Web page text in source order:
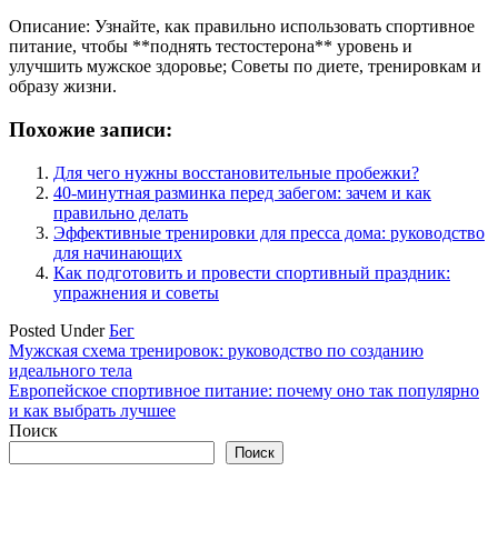
Описание: Узнайте, как правильно использовать спортивное
питание, чтобы **поднять тестостерона** уровень и
улучшить мужское здоровье; Советы по диете, тренировкам и
образу жизни.
Похожие записи:
Для чего нужны восстановительные пробежки?
40-минутная разминка перед забегом: зачем и как
правильно делать
Эффективные тренировки для пресса дома: руководство
для начинающих
Как подготовить и провести спортивный праздник:
упражнения и советы
Posted UnderБег
Навигация
по
записям
Мужская схема тренировок: руководство по созданию
идеального тела
Европейское спортивное питание: почему оно так популярно
и как выбрать лучшее
Поиск
Поиск